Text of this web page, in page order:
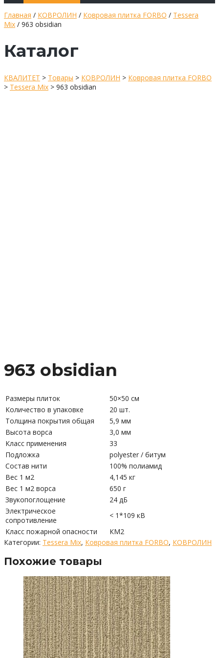
Главная / КОВРОЛИН / Ковровая плитка FORBO / Tessera
Mix / 963 obsidian
Каталог
КВАЛИТЕТ > Товары > КОВРОЛИН > Ковровая плитка FORBO
> Tessera Mix > 963 obsidian
963 obsidian
Размеры плиток
50×50 см
Количество в упаковке
20 шт.
Толщина покрытия общая
5,9 мм
Высота ворса
3,0 мм
Класс применения
33
Подложка
polyester / битум
Состав нити
100% полиамид
Вес 1 м2
4,145 кг
Вес 1 м2 ворса
650 г
Звукопоглощение
24 дБ
Электрическое
сопротивление
< 1*109 кВ
Класс пожарной опасности
КМ2
Категории: Tessera Mix, Ковровая плитка FORBO, КОВРОЛИН
Похожие товары